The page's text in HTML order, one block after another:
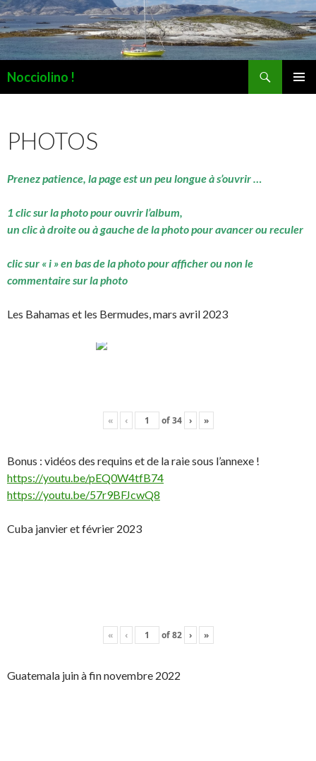
Nocciolino !
PHOTOS
Prenez patience, la page est un peu longue à s’ouvrir …
1 clic sur la photo pour ouvrir l’album,
un clic à droite ou à gauche de la photo pour avancer ou reculer
clic sur « i » en bas de la photo pour afficher ou non le
commentaire sur la photo
Les Bahamas et les Bermudes, mars avril 2023
« ‹ of34 › »
Bonus : vidéos des requins et de la raie sous l’annexe !
https://youtu.be/pEQ0W4tfB74
https://youtu.be/57r9BFJcwQ8
Cuba janvier et février 2023
« ‹ of82 › »
Guatemala juin à fin novembre 2022